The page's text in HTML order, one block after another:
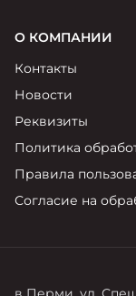
О КОМПАНИИ
Контакты
Новости
Реквизиты
Политика
Правила
Согласие на